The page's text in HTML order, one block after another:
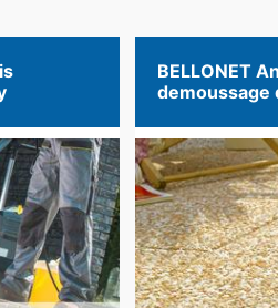
BELLONET
demoussage